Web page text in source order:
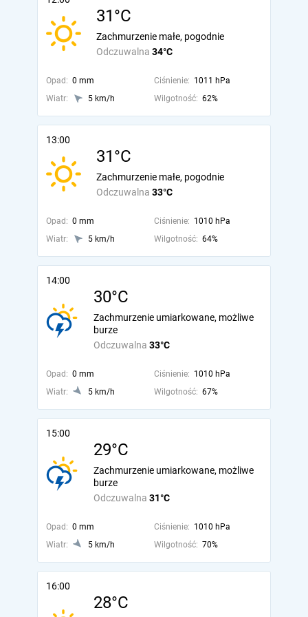
31°C
Odczuwalna 34°C
Zachmurzenie małe, pogodnie
Opad: 0 mm Ciśnienie: 1011 hPa
Wiatr:
5 km/h Wilgotność: 62%
13:00
31°C
Odczuwalna 33°C
Zachmurzenie małe, pogodnie
Opad: 0 mm Ciśnienie: 1010 hPa
Wiatr:
5 km/h Wilgotność: 64%
14:00
30°C
Odczuwalna 33°C
Zachmurzenie umiarkowane, możliwe
burze
Opad: 0 mm Ciśnienie: 1010 hPa
Wiatr:
5 km/h Wilgotność: 67%
15:00
29°C
Odczuwalna 31°C
Zachmurzenie umiarkowane, możliwe
burze
Opad: 0 mm Ciśnienie: 1010 hPa
Wiatr:
5 km/h Wilgotność: 70%
16:00
28°C